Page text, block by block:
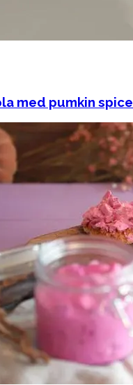
med pumkin